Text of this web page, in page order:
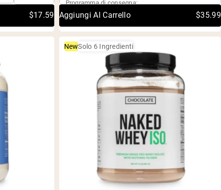
$17.59
5
stars
Programma di consegna:
Aggiungi Al Carrello $35.99
NewSolo 6 Ingredienti